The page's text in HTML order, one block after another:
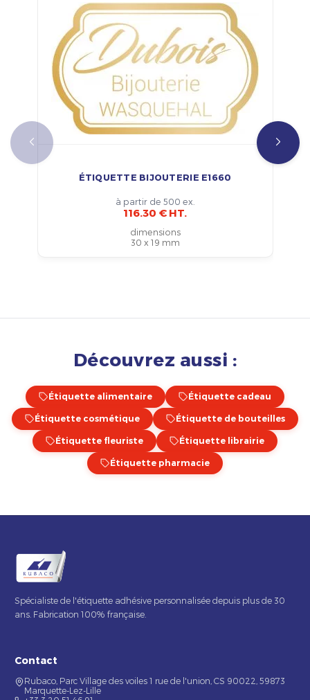
ÉTIQUETTE BIJOUTERIE E1660
à partir de 500 ex.
116.30 € HT.
dimensions
30 x 19 mm
Découvrez aussi :
Étiquette alimentaire Étiquette cadeau
Étiquette cosmétique Étiquette de bouteilles
Étiquette fleuriste Étiquette librairie
Étiquette pharmacie
Spécialiste de l'étiquette adhésive personnalisée depuis plus de 30
ans. Fabrication 100% française.
Contact
Rubaco, Parc Village des voiles 1 rue de l'union, CS 90022, 59873
Marquette-Lez-Lille